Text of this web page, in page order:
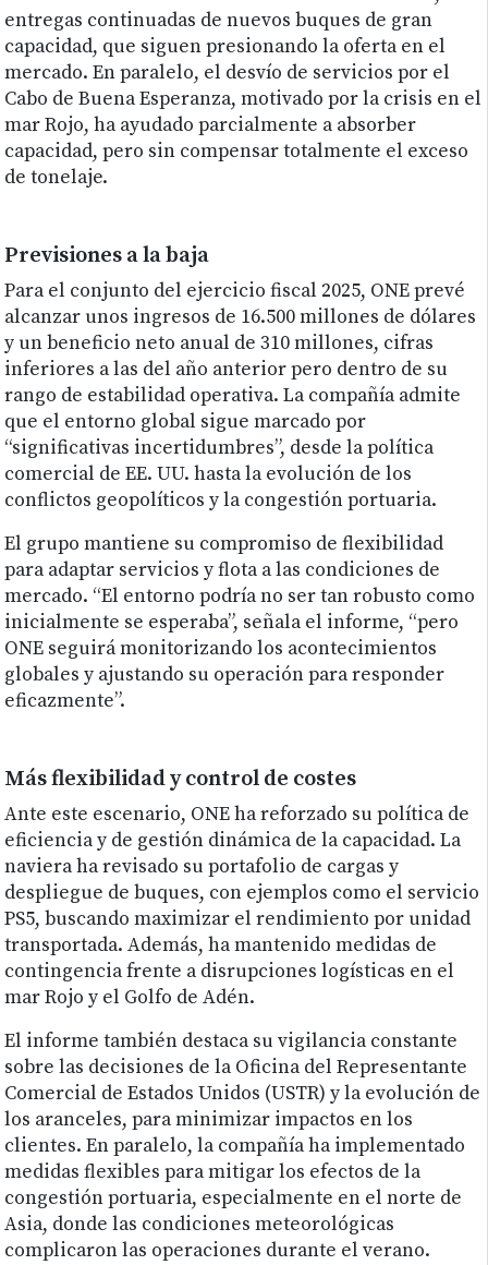
entregas continuadas de nuevos buques de gran
capacidad, que siguen presionando la oferta en el
mercado. En paralelo, el desvío de servicios por el
Cabo de Buena Esperanza, motivado por la crisis en el
mar Rojo, ha ayudado parcialmente a absorber
capacidad, pero sin compensar totalmente el exceso
de tonelaje.
Previsiones a la baja
Para el conjunto del ejercicio fiscal 2025, ONE prevé
alcanzar unos ingresos de 16.500 millones de dólares
y un beneficio neto anual de 310 millones, cifras
inferiores a las del año anterior pero dentro de su
rango de estabilidad operativa. La compañía admite
que el entorno global sigue marcado por
“significativas incertidumbres”, desde la política
comercial de EE. UU. hasta la evolución de los
conflictos geopolíticos y la congestión portuaria.
El grupo mantiene su compromiso de flexibilidad
para adaptar servicios y flota a las condiciones de
mercado. “El entorno podría no ser tan robusto como
inicialmente se esperaba”, señala el informe, “pero
ONE seguirá monitorizando los acontecimientos
globales y ajustando su operación para responder
eficazmente”.
Más flexibilidad y control de costes
Ante este escenario, ONE ha reforzado su política de
eficiencia y de gestión dinámica de la capacidad. La
naviera ha revisado su portafolio de cargas y
despliegue de buques, con ejemplos como el servicio
PS5, buscando maximizar el rendimiento por unidad
transportada. Además, ha mantenido medidas de
contingencia frente a disrupciones logísticas en el
mar Rojo y el Golfo de Adén.
El informe también destaca su vigilancia constante
sobre las decisiones de la Oficina del Representante
Comercial de Estados Unidos (USTR) y la evolución de
los aranceles, para minimizar impactos en los
clientes. En paralelo, la compañía ha implementado
medidas flexibles para mitigar los efectos de la
congestión portuaria, especialmente en el norte de
Asia, donde las condiciones meteorológicas
complicaron las operaciones durante el verano.